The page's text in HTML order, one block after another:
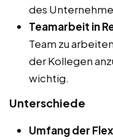
des
Teamarbeit in
Team zu
der Kollegen
wichtig.
Unterschiede
Umfang der